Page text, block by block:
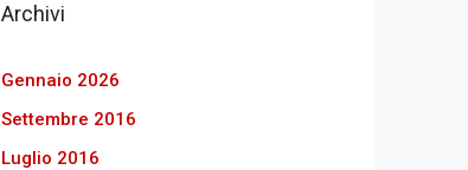
Archivi
Gennaio 2026
Settembre 2016
Luglio 2016